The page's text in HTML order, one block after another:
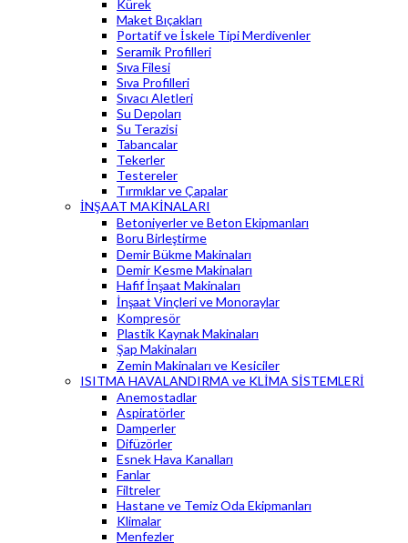
Kürek
Maket Bıçakları
Portatif ve İskele Tipi Merdivenler
Seramik Profilleri
Sıva Filesi
Sıva Profilleri
Sıvacı Aletleri
Su Depoları
Su Terazisi
Tabancalar
Tekerler
Testereler
Tırmıklar ve Çapalar
İNŞAAT MAKİNALARI
Betoniyerler ve Beton Ekipmanları
Boru Birleştirme
Demir Bükme Makinaları
Demir Kesme Makinaları
Hafif İnşaat Makinaları
İnşaat Vinçleri ve Monoraylar
Kompresör
Plastik Kaynak Makinaları
Şap Makinaları
Zemin Makinaları ve Kesiciler
ISITMA HAVALANDIRMA ve KLİMA SİSTEMLERİ
Anemostadlar
Aspiratörler
Damperler
Difüzörler
Esnek Hava Kanalları
Fanlar
Filtreler
Hastane ve Temiz Oda Ekipmanları
Klimalar
Menfezler